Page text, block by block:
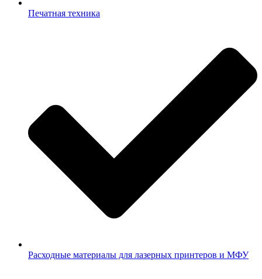
Печатная техника
Расходные материалы для лазерных принтеров и МФУ